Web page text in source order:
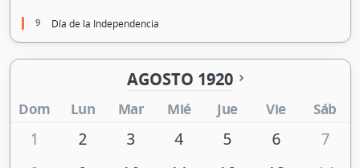
9 Día de la Independencia
AGOSTO 1920
Dom Lun Mar Mié Jue Vie Sáb
1 2 3 4 5 6
7